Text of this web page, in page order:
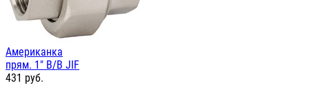
Американка
прям. 1" В/В JIF
431 руб.